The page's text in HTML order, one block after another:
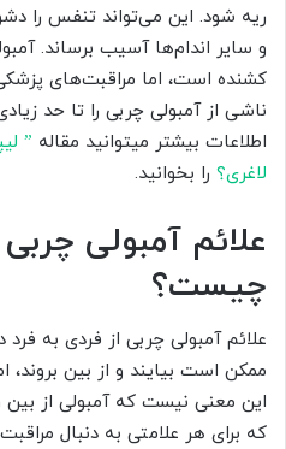
ریه شود. این می‌تواند تنفس را
کشنده است، اما مراقبت‌های
ناشی از آمبولی چربی را تا حد
اطلاعات بیشتر میتوانید مقاله ”
لاغری؟ را بخوانید.
چیست؟
علائم آمبولی چربی از فردی به
ممکن است بیایند و از بین بروند،
این معنی نیست که آمبولی از
که برای هر علامتی به دنبال